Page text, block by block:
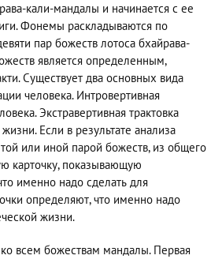
кали-мандалы и начинается с ее
Фонемы раскладываются по
пар божеств лотоса бхайрава-
является определенным,
Существует два основных вида
человека. Интровертивная
Экстравертивная трактовка
Если в результате анализа
или иной парой божеств, из общего
карточку, показывающую
именно надо сделать для
определяют, что именно надо
жизни.
всем божествам мандалы. Первая